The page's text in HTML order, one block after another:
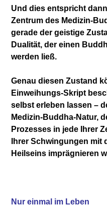
Und dies entspricht
Zentrum des Medizin-
gerade der geistige
Dualität, der einen
werden ließ.
Genau diesen Zustand
Einweihungs-Skript
selbst erleben lassen –
Medizin-Buddha-Natur,
Prozesses in jede Ihrer
Ihrer Schwingungen mit
Heilseins imprägnieren
Nur einmal im Leben